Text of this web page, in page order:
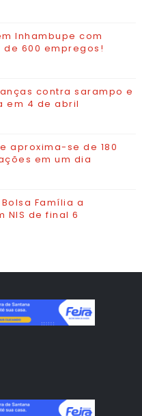
Inhambupe com
600 empregos!
contra sarampo e
em 4 de abril
aproxima-se de 180
em um dia
Família a
NIS de final 6